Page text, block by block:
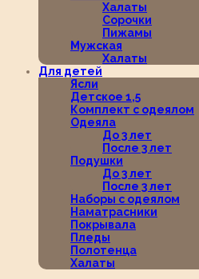
Халаты
Сорочки
Пижамы
Мужская
Халаты
Для детей
Ясли
Детское 1,5
Комплект с одеялом
Одеяла
До 3 лет
После 3 лет
Подушки
До 3 лет
После 3 лет
Наборы с одеялом
Наматрасники
Покрывала
Пледы
Полотенца
Халаты